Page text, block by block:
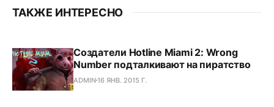
ТАКЖЕ ИНТЕРЕСНО
Создатели Hotline Miami 2: Wrong
Number подталкивают на пиратство
ADMIN16 ЯНВ. 2015 Г.